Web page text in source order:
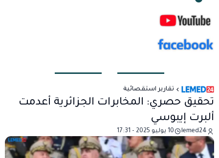
تقارير استقصائية
تحقيق حصري: المخابرات الجزائرية أعدمت
ألبرت إيبوسي
lemed24 10 يوليو 2025 - 17:31